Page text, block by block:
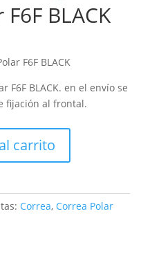
BLACK
F6F BLACK
F6F BLACK. en el envío se
fijación al frontal.
carrito
Correa, Correa Polar